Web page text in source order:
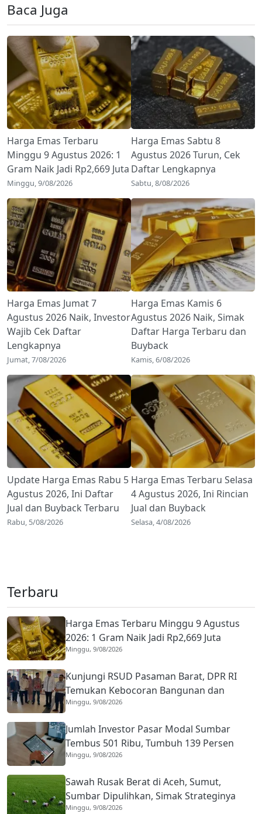
Baca Juga
Harga Emas Terbaru
Minggu 9 Agustus 2026: 1
Gram Naik Jadi Rp2,669 Juta
Minggu, 9/08/2026
Harga Emas Sabtu 8
Agustus 2026 Turun, Cek
Daftar Lengkapnya
Sabtu, 8/08/2026
Harga Emas Jumat 7
Agustus 2026 Naik, Investor
Wajib Cek Daftar
Lengkapnya
Jumat, 7/08/2026
Harga Emas Kamis 6
Agustus 2026 Naik, Simak
Daftar Harga Terbaru dan
Buyback
Kamis, 6/08/2026
Update Harga Emas Rabu 5
Agustus 2026, Ini Daftar
Jual dan Buyback Terbaru
Rabu, 5/08/2026
Harga Emas Terbaru Selasa
4 Agustus 2026, Ini Rincian
Jual dan Buyback
Selasa, 4/08/2026
Terbaru
Harga Emas Terbaru Minggu 9 Agustus
2026: 1 Gram Naik Jadi Rp2,669 Juta
Minggu, 9/08/2026
Kunjungi RSUD Pasaman Barat, DPR RI
Temukan Kebocoran Bangunan dan
Keterbatasan Alat
Minggu, 9/08/2026
Jumlah Investor Pasar Modal Sumbar
Tembus 501 Ribu, Tumbuh 139 Persen
Minggu, 9/08/2026
Sawah Rusak Berat di Aceh, Sumut,
Sumbar Dipulihkan, Simak Strateginya
Minggu, 9/08/2026